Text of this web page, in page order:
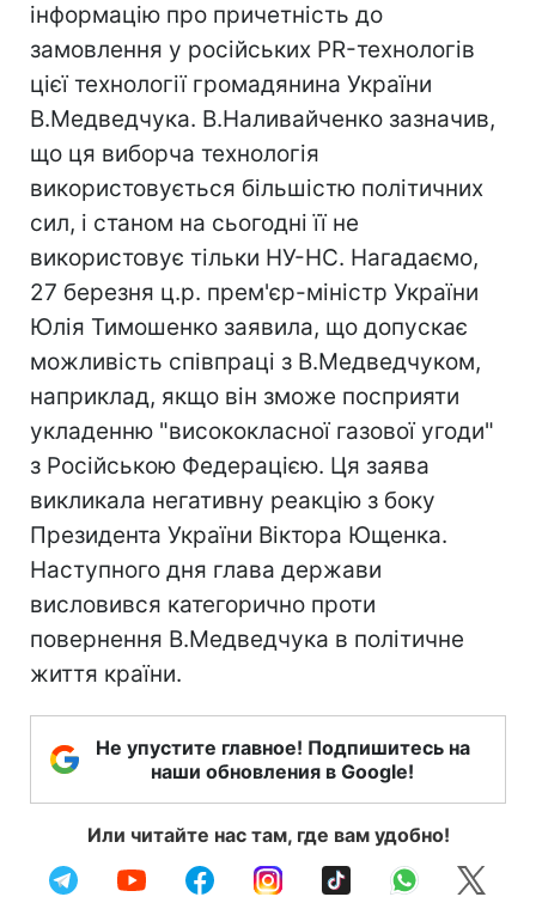
інформацію про причетність до
замовлення у російських PR-технологів
цієї технології громадянина України
В.Медведчука. В.Наливайченко зазначив,
що ця виборча технологія
використовується більшістю політичних
сил, і станом на сьогодні її не
використовує тільки НУ-НС. Нагадаємо,
27 березня ц.р. прем'єр-міністр України
Юлія Тимошенко заявила, що допускає
можливість співпраці з В.Медведчуком,
наприклад, якщо він зможе посприяти
укладенню "висококласної газової угоди"
з Російською Федерацією. Ця заява
викликала негативну реакцію з боку
Президента України Віктора Ющенка.
Наступного дня глава держави
висловився категорично проти
повернення В.Медведчука в політичне
життя країни.
Не упустите главное! Подпишитесь на
наши обновления в Google!
Или читайте нас там, где вам удобно!